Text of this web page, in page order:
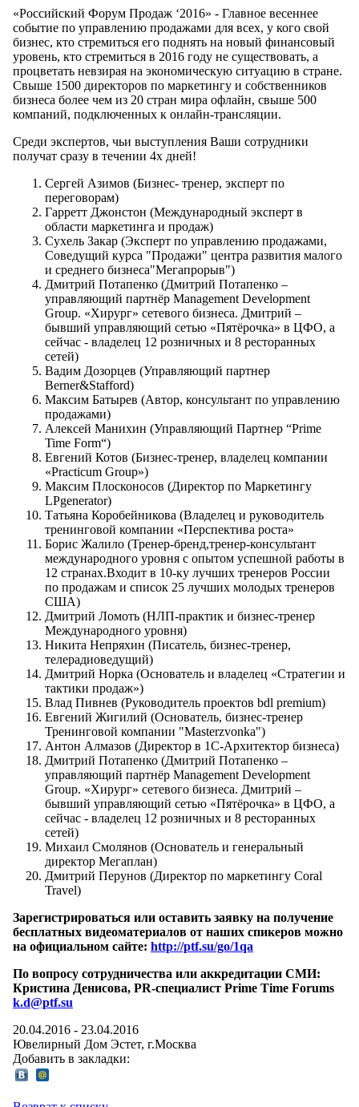
«Российский Форум Продаж ‘2016» - Главное весеннее
событие по управлению продажами для всех, у кого свой
бизнес, кто стремиться его поднять на новый финансовый
уровень, кто стремиться в 2016 году не существовать, а
процветать невзирая на экономическую ситуацию в стране.
Свыше 1500 директоров по маркетингу и собственников
бизнеса более чем из 20 стран мира офлайн, свыше 500
компаний, подключенных к онлайн-трансляции.
Среди экспертов, чьи выступления Ваши сотрудники
получат сразу в течении 4х дней!
Сергей Азимов (Бизнес- тренер, эксперт по
переговорам)
Гарретт Джонстон (Международный эксперт в
области маркетинга и продаж)
Сухель Закар (Эксперт по управлению продажами,
Соведущий курса "Продажи" центра развития малого
и среднего бизнеса"Мегапрорыв")
Дмитрий Потапенко (Дмитрий Потапенко –
управляющий партнёр Management Development
Group. «Хирург» сетевого бизнеса. Дмитрий –
бывший управляющий сетью «Пятёрочка» в ЦФО, а
сейчас - владелец 12 розничных и 8 ресторанных
сетей)
Вадим Дозорцев (Управляющий партнер
Berner&Stafford)
Максим Батырев (Автор, консультант по управлению
продажами)
Алексей Манихин (Управляющий Партнер “Prime
Time Form“)
Евгений Котов (Бизнес-тренер, владелец компании
«Practicum Group»)
Максим Плосконосов (Директор по Маркетингу
LPgenerator)
Татьяна Коробейникова (Владелец и руководитель
тренинговой компании «Перспектива роста»
Борис Жалило (Тренер-бренд,тренер-консультант
международного уровня с опытом успешной работы в
12 странах.Входит в 10-ку лучших тренеров России
по продажам и список 25 лучших молодых тренеров
США)
Дмитрий Ломоть (НЛП-практик и бизнес-тренер
Международного уровня)
Никита Непряхин (Писатель, бизнес-тренер,
телерадиоведущий)
Дмитрий Норка (Основатель и владелец «Стратегии и
тактики продаж»)
Влад Пивнев (Руководитель проектов bdl premium)
Евгений Жигилий (Основатель, бизнес-тренер
Тренинговой компании "Masterzvonka")
Антон Алмазов (Директор в 1С-Архитектор бизнеса)
Дмитрий Потапенко (Дмитрий Потапенко –
управляющий партнёр Management Development
Group. «Хирург» сетевого бизнеса. Дмитрий –
бывший управляющий сетью «Пятёрочка» в ЦФО, а
сейчас - владелец 12 розничных и 8 ресторанных
сетей)
Михаил Смолянов (Основатель и генеральный
директор Мегаплан)
Дмитрий Перунов (Директор по маркетингу Coral
Travel)
Зарегистрироваться или оставить заявку на получение
бесплатных видеоматериалов от наших спикеров можно
на официальном сайте: http://ptf.su/go/1qa
По вопросу сотрудничества или аккредитации СМИ:
Кристина Денисова, PR-специалист Prime Time Forums
k.d@ptf.su
20.04.2016 - 23.04.2016
Ювелирный Дом Эстет, г.Москва
Добавить в закладки: